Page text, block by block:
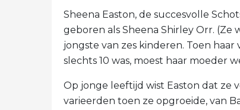
Sheena Easton, de succesvolle
geboren als Sheena Shirley Orr. (Ze
jongste van zes kinderen. Toen
slechts 10 was, moest haar moeder
Op jonge leeftijd wist Easton dat ze
varieerden toen ze opgroeide, van